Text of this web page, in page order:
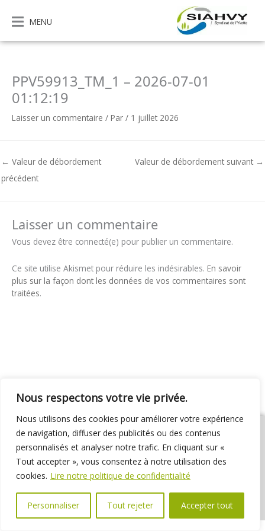
Nous respectons votre vie privée.
Nous utilisons des cookies pour améliorer votre expérience
de navigation, diffuser des publicités ou des contenus
personnalisés et analyser notre trafic. En cliquant sur «
Tout accepter », vous consentez à notre utilisation des
cookies. Lire notre politique de confidentialité
Personnaliser Tout rejeter Accepter tout
contenu
MENU
PPV59913_TM_1 – 2026-07-01
01:12:19
Laisser un commentaire / Par / 1 juillet 2026
← Valeur de débordement
précédent
Valeur de débordement suivant →
Laisser un commentaire
Vous devez être connecté(e) pour publier un commentaire.
Ce site utilise Akismet pour réduire les indésirables. En savoir
plus sur la façon dont les données de vos commentaires sont
traitées.
01 69 31 72 10 01 69 31 37 31
Nous contacter
Espace élus
Marchés publics Délibérations